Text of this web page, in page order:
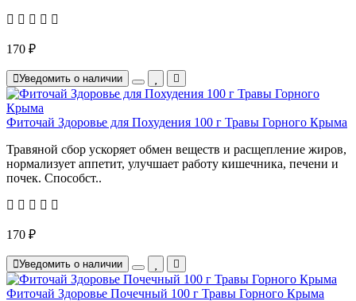
170 ₽
Уведомить о наличии
Фиточай Здоровье для Похудения 100 г Травы Горного Крыма
Травяной сбор ускоряет обмен веществ и расщепление жиров,
нормализует аппетит, улучшает работу кишечника, печени и
почек. Способст..
170 ₽
Уведомить о наличии
Фиточай Здоровье Почечный 100 г Травы Горного Крыма